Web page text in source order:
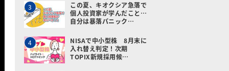
3
この夏、キオクシア急落で
個人投資家が学んだこと…
自分は暴落パニック…
4
NISAで中小型株 8月末に
入れ替え判定！次期
TOPIX新規採用候…